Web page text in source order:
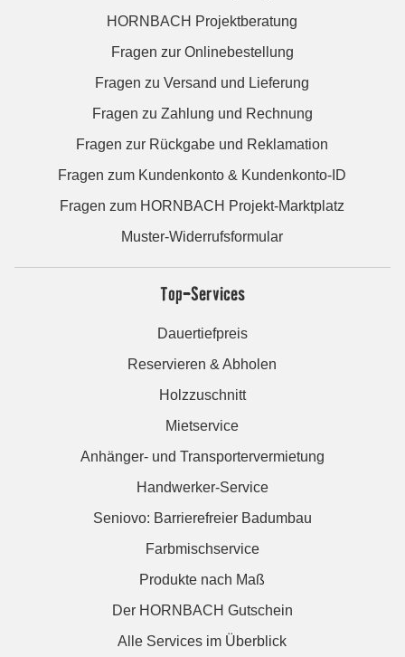
HORNBACH Projektberatung
Fragen zur Onlinebestellung
Fragen zu Versand und Lieferung
Fragen zu Zahlung und Rechnung
Fragen zur Rückgabe und Reklamation
Fragen zum Kundenkonto & Kundenkonto-ID
Fragen zum HORNBACH Projekt-Marktplatz
Muster-Widerrufsformular
Top-Services
Dauertiefpreis
Reservieren & Abholen
Holzzuschnitt
Mietservice
Anhänger- und Transportervermietung
Handwerker-Service
Seniovo: Barrierefreier Badumbau
Farbmischservice
Produkte nach Maß
Der HORNBACH Gutschein
Alle Services im Überblick